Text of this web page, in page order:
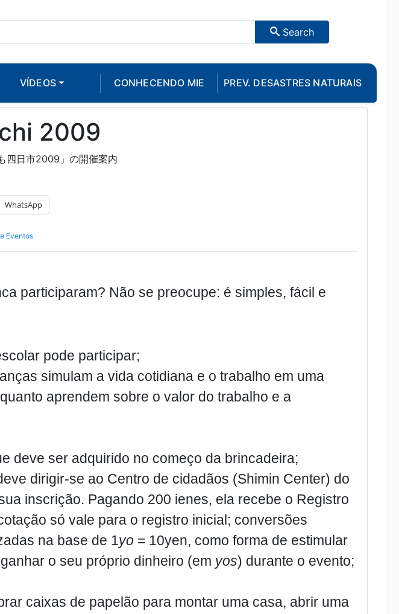
Search
VÍDEOS CONHECENDO MIE PREV. DESASTRES NATURAIS
2009
四日市2009」の開催案内
WhatsApp
Eventos
participaram? Não se preocupe: é simples, fácil e
pode participar;
simulam a vida cotidiana e o trabalho em uma
aprendem sobre o valor do trabalho e a
deve ser adquirido no começo da brincadeira;
dirigir-se ao Centro de cidadãos (Shimin Center) do
inscrição. Pagando 200 ienes, ela recebe o Registro
só vale para o registro inicial; conversões
na base de 1yo = 10yen, como forma de estimular
o seu próprio dinheiro (em yos) durante o evento;
caixas de papelão para montar uma casa, abrir uma